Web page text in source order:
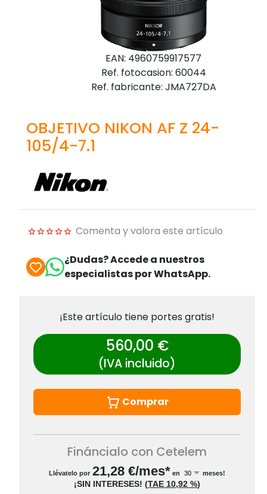
EAN: 4960759917577
Ref. fotocasion: 60044
Ref. fabricante: JMA727DA
OBJETIVO NIKON AF Z 24-
105/4-7.1
Comenta y valora este artículo
¿Dudas? Accede a nuestros
especialistas por WhatsApp.
¡Este artículo tiene portes gratis!
560,00 €
(IVA incluido)
Comprar
Fináncialo con Cetelem
Llévatelo por 21,28 €/mes* en meses!
¡SIN INTERESES! (TAE 10,92 %)